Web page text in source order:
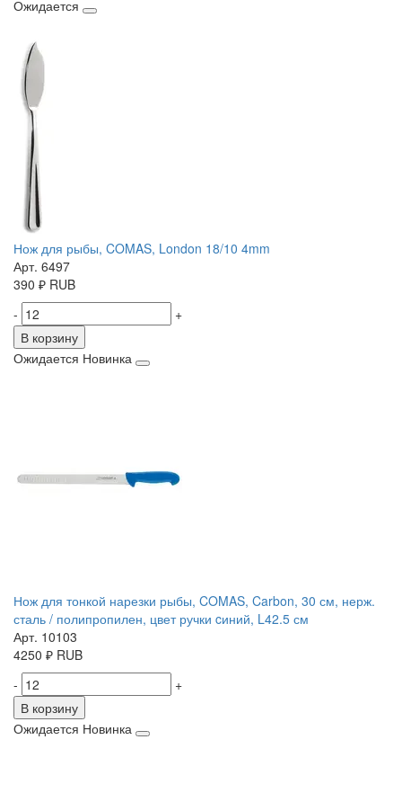
Ожидается
Нож для рыбы, COMAS, London 18/10 4mm
Арт. 6497
390 ₽ RUB
-
+
В корзину
Ожидается Новинка
Нож для тонкой нарезки рыбы, COMAS, Carbon, 30 см, нерж.
сталь / полипропилен, цвет ручки cиний, L42.5 см
Арт. 10103
4250 ₽ RUB
-
+
В корзину
Ожидается Новинка